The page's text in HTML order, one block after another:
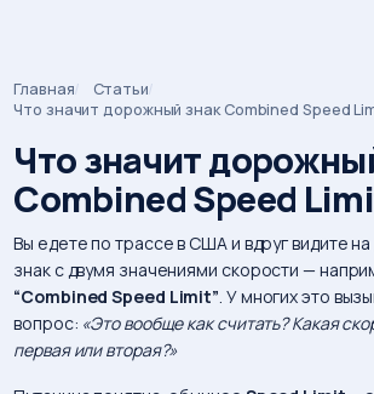
Строка
навигации
Главная
Статьи
Что значит дорожный знак Combined Speed
Что значит
Combined Speed
Вы едете по трассе в США и вдруг видите
знак с двумя значениями скорости —
“Combined Speed Limit”. У многих это
вопрос: «Это вообще как считать? Какая
первая или вторая?»